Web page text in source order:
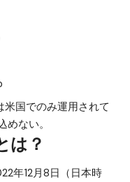
国でのみ運用されて
ない。
は？
年12月8日（日本時